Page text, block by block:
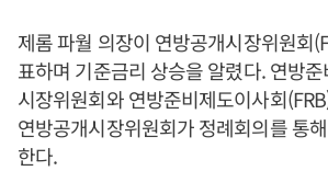
제롬 파월 의장이 연방공개시장위원회
표하며 기준금리 상승을 알렸다. 연방
시장위원회와 연방준비제도이사회
연방공개시장위원회가 정례회의를 통
한다.